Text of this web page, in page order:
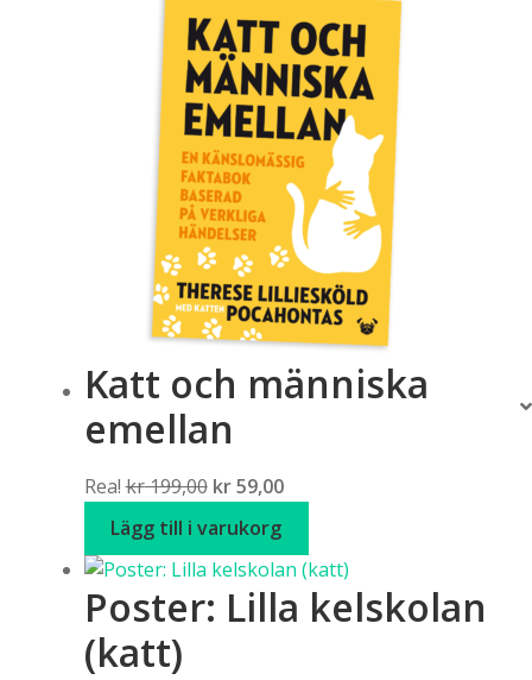
Katt och människa
emellan
Rea! kr199,00 Det
ursprungliga
var:
kr 199,00.
kr59,00Det
är:
kr 59,00.
Lägg till i varukorg
Poster: Lilla kelskolan
(katt)